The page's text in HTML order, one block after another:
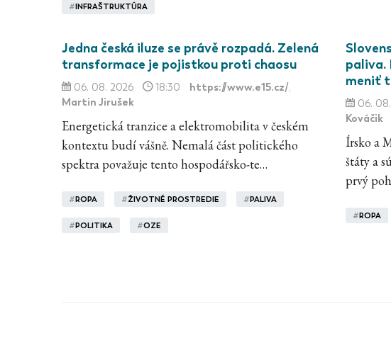
#INFRAŠTRUKTÚRA
Jedna česká iluze se právě rozpadá. Zelená
transformace je pojistkou proti chaosu
06. 08. 2026 18:30 https://www.e15.cz/,
Martin Jirušek
Energetická tranzice a elektromobilita v českém
kontextu budí vášně. Nemalá část politického
spektra považuje tento hospodářsko-te…
#ROPA #ŽIVOTNÉ PROSTREDIE #PALIVA
#POLITIKA #OZE
paliva.
meniť
06.
Kováčik
Írsko a
štáty a
prvý
#ROPA